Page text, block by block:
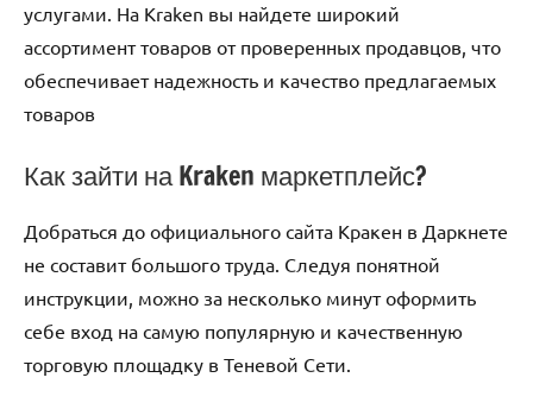
услугами. На Kraken вы найдете широкий
ассортимент товаров от проверенных продавцов, что
обеспечивает надежность и качество предлагаемых
товаров
Как зайти на Kraken маркетплейс?
Добраться до официального сайта Кракен в Даркнете
не составит большого труда. Следуя понятной
инструкции, можно за несколько минут оформить
себе вход на самую популярную и качественную
торговую площадку в Теневой Сети.